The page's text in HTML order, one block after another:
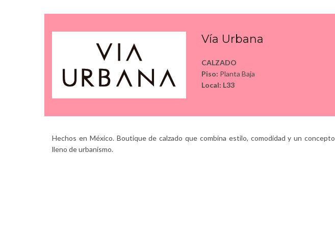
Vía Urbana
CALZADO
Piso: Planta Baja
Local: L33
Hechos en México. Boutique de calzado que combina estilo, comodidad y un concepto
lleno de urbanismo.